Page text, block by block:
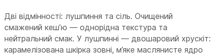
Дві відмінності: лушпиння та сіль. Очищений
смажений кеш’ю — однорідна текстура та
нейтральний смак. У лушпинні — двошаровий хрускіт:
карамелізована шкірка зовні, м’яке маслянисте ядро